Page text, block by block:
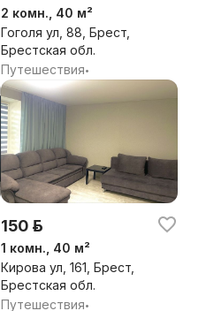
2 комн., 40 м²
Гоголя ул, 88, Брест,
Брестская обл.
Путешествия•
150 р.
1 комн., 40 м²
Кирова ул, 161, Брест,
Брестская обл.
Путешествия•